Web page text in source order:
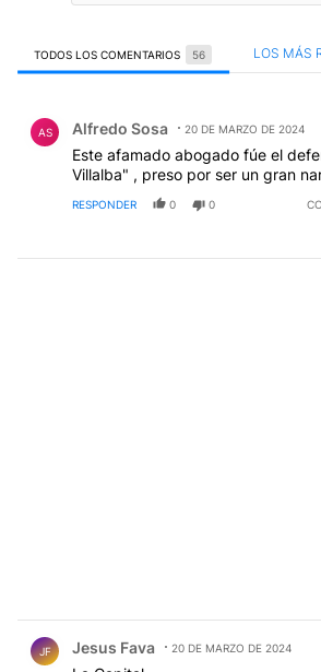
TODOS LOS COMENTARIOS 56 LOS MÁS
AS Alfredo Sosa 20 DE MARZO DE 2024
Este afamado abogado fúe el
Villalba" , preso por ser un gran
RESPONDER 0 0
JF Jesus Fava 20 DE MARZO DE 2024